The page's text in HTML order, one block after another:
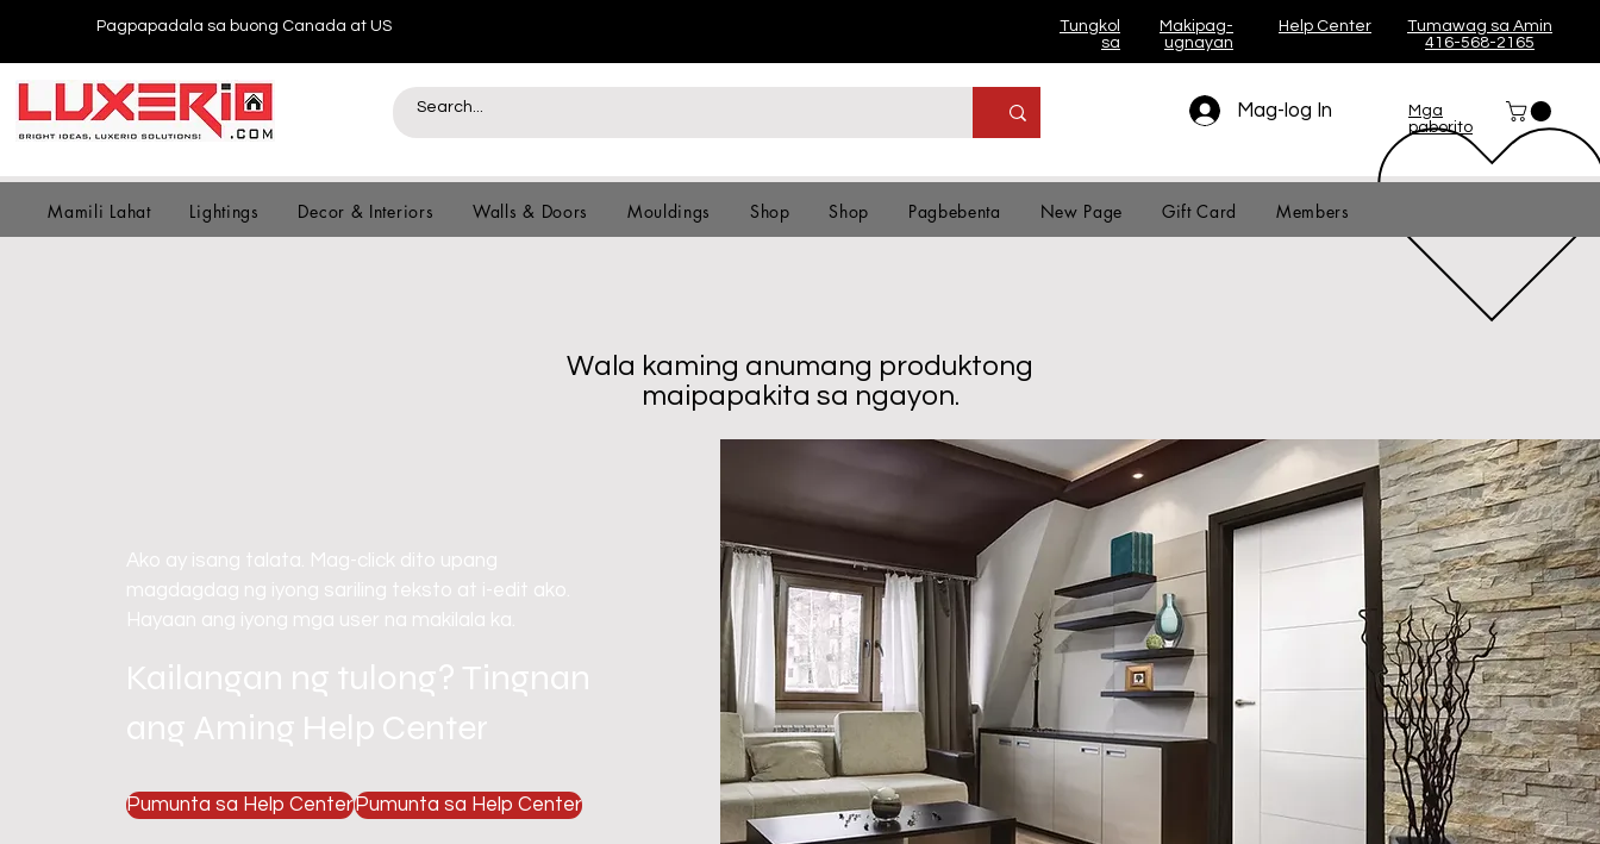
Pagpapadala sa buong Canada at US
Tungkol
sa
Makipag-
ugnayan
Help Center
Tumawag sa Amin
416-568-2165
Mag-log In
Mga
paborito
Mamili Lahat Lightings Decor & Interiors Walls & Doors Mouldings Shop Shop Pagbebenta New Page Gift Card Members
Wala kaming anumang produktong
maipapakita sa ngayon.
Ako ay isang talata. Mag-click dito upang
magdagdag ng iyong sariling teksto at i-edit ako.
Hayaan ang iyong mga user na makilala ka.
Kailangan ng tulong? Tingnan
ang Aming Help Center
Pumunta sa Help CenterPumunta sa Help Center